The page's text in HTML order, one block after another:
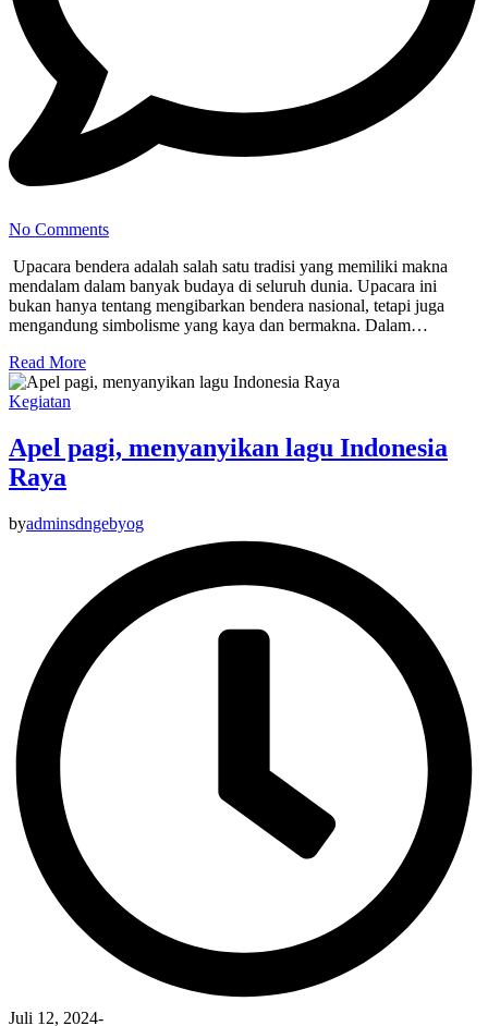
No Comments
Upacara bendera adalah salah satu tradisi yang memiliki makna
mendalam dalam banyak budaya di seluruh dunia. Upacara ini
bukan hanya tentang mengibarkan bendera nasional, tetapi juga
mengandung simbolisme yang kaya dan bermakna. Dalam…
Read More
Kegiatan
Apel pagi, menyanyikan lagu Indonesia
Raya
byadminsdngebyog
Juli 12, 2024-